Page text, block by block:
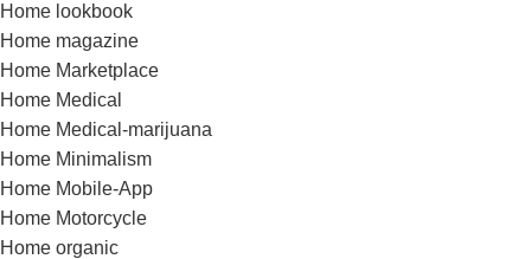
Home lookbook
Home magazine
Home Marketplace
Home Medical
Home Medical-marijuana
Home Minimalism
Home Mobile-App
Home Motorcycle
Home organic